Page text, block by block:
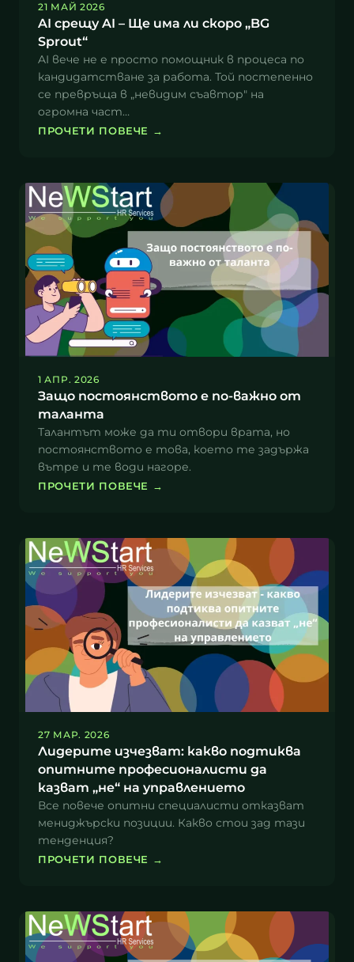
21 МАЙ 2026
AI срещу AI – Ще има ли скоро „BG
Sprout“
AI вече не е просто помощник в процеса по
кандидатстване за работа. Той постепенно
се превръща в „невидим съавтор" на
огромна част…
ПРОЧЕТИ ПОВЕЧЕ →
1 АПР. 2026
Защо постоянството е по-важно от
таланта
Талантът може да ти отвори врата, но
постоянството е това, което те задържа
вътре и те води нагоре.
ПРОЧЕТИ ПОВЕЧЕ →
27 МАР. 2026
Лидерите изчезват: какво подтиква
опитните професионалисти да
казват „не“ на управлението
Все повече опитни специалисти отказват
мениджърски позиции. Какво стои зад тази
тенденция?
ПРОЧЕТИ ПОВЕЧЕ →